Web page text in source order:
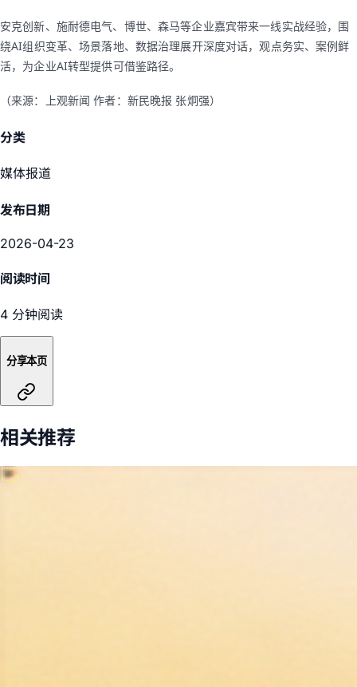
安克创新、施耐德电气、博世、森马等企业嘉宾带来一线实战经验，围
绕AI组织变革、场景落地、数据治理展开深度对话，观点务实、案例鲜
活，为企业AI转型提供可借鉴路径。
（来源：上观新闻 作者：新民晚报 张炯强）
分类
媒体报道
发布日期
2026-04-23
阅读时间
4 分钟阅读
分享本页
相关推荐